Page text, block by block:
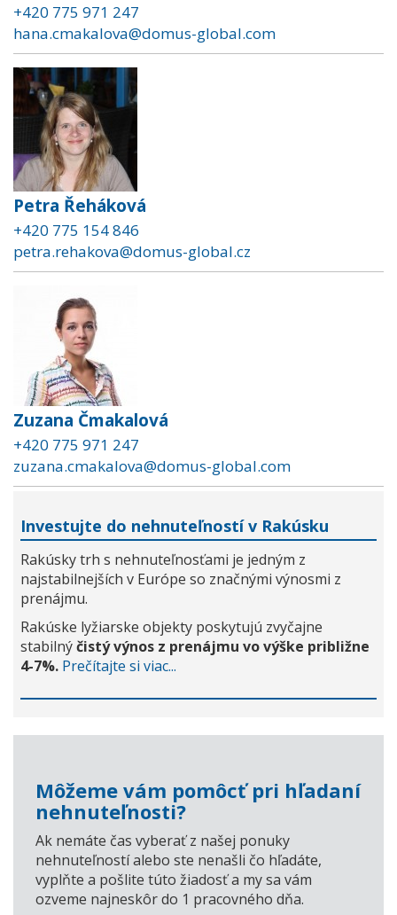
+420 775 971 247
hana.cmakalova@domus-global.com
Petra Řeháková
+420 775 154 846
petra.rehakova@domus-global.cz
Zuzana Čmakalová
+420 775 971 247
zuzana.cmakalova@domus-global.com
Investujte do nehnuteľností v Rakúsku
Rakúsky trh s nehnuteľnosťami je jedným z
najstabilnejších v Európe so značnými výnosmi z
prenájmu.
Rakúske lyžiarske objekty poskytujú zvyčajne
stabilnýčistý výnos z prenájmu vo výške približne
4-7%. Prečítajte si viac...
Môžeme vám pomôcť pri hľadaní
nehnuteľnosti?
Ak nemáte čas vyberať z našej ponuky
nehnuteľností alebo ste nenašli čo hľadáte,
vyplňte a pošlite túto žiadosť a my sa vám
ozveme najneskôr do 1 pracovného dňa.